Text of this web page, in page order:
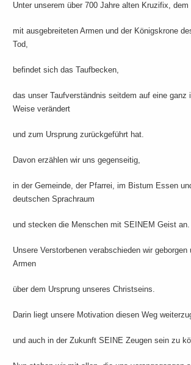
Unter unserem über 700 Jahre alten Kruzifix, dem
mit ausgebreiteten Armen und der Königskrone
Tod,
befindet sich das Taufbecken,
das unser Taufverständnis seitdem auf eine ganz
Weise verändert
und zum Ursprung zurückgeführt hat.
Davon erzählen wir uns gegenseitig,
in der Gemeinde, der Pfarrei, im Bistum Essen
deutschen Sprachraum
und stecken die Menschen mit SEINEM Geist an.
Unsere Verstorbenen verabschieden wir geborgen
Armen
über dem Ursprung unseres Christseins.
Darin liegt unsere Motivation diesen Weg
und auch in der Zukunft SEINE Zeugen sein zu